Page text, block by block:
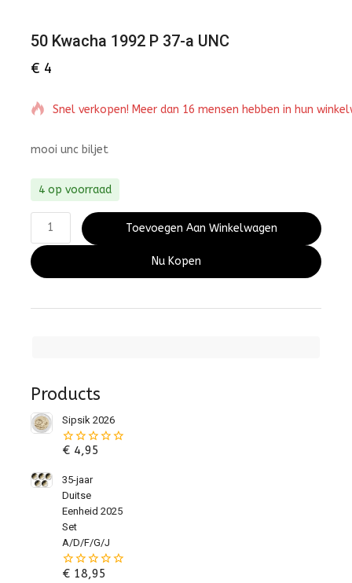
Products
Sipsik 2026
0
de
5
€4,95
35-jaar
Duitse
Eenheid 2025
Set
A/D/F/G/J
0
€18,95
50 Kwacha 1992 P 37-a UNC
€ 4
Snel verkopen! Meer dan 16 mensen hebben in hun
mooi unc biljet
4 op voorraad
Toevoegen Aan Winkelwagen
Nu Kopen